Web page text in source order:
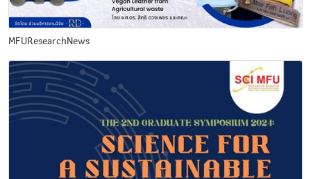
MFUResearchNews